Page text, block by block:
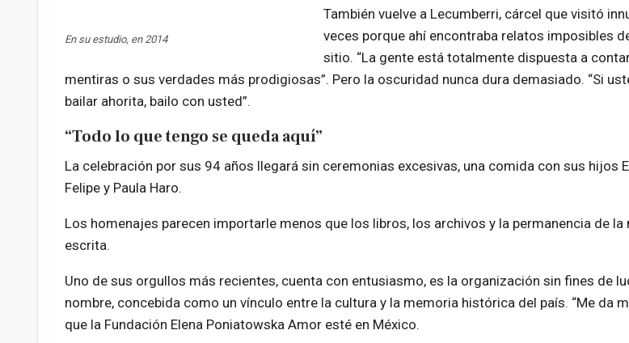
En su estudio, en 2014
También vuelve a Lecumberri, cárcel que visitó
veces porque ahí encontraba relatos imposibles
sitio. “La gente está totalmente dispuesta a
mentiras o sus verdades más prodigiosas”. Pero la oscuridad nunca dura demasiado. “Si
bailar ahorita, bailo con usted”.
“Todo lo que tengo se queda aquí”
La celebración por sus 94 años llegará sin ceremonias excesivas, una comida con sus hijos
Felipe y Paula Haro.
Los homenajes parecen importarle menos que los libros, los archivos y la permanencia de la
escrita.
Uno de sus orgullos más recientes, cuenta con entusiasmo, es la organización sin fines de
nombre, concebida como un vínculo entre la cultura y la memoria histórica del país. “Me da
que la Fundación Elena Poniatowska Amor esté en México.